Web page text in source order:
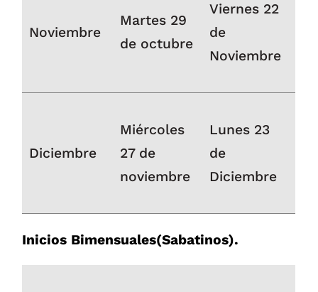
Noviembre
Martes 29
de octubre
Viernes 22
de
Noviembre
Diciembre
Miércoles
27 de
noviembre
Lunes 23
de
Diciembre
Inicios Bimensuales(Sabatinos).